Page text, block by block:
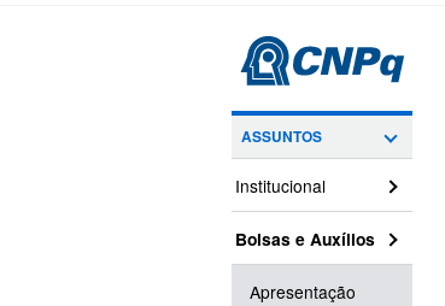
ASSUNTOS
Institucional
Bolsas e Auxílios
Apresentação